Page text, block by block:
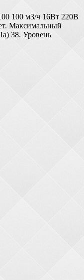
100 м3/ч 16Вт 220В
Максимальный
38. Уровень